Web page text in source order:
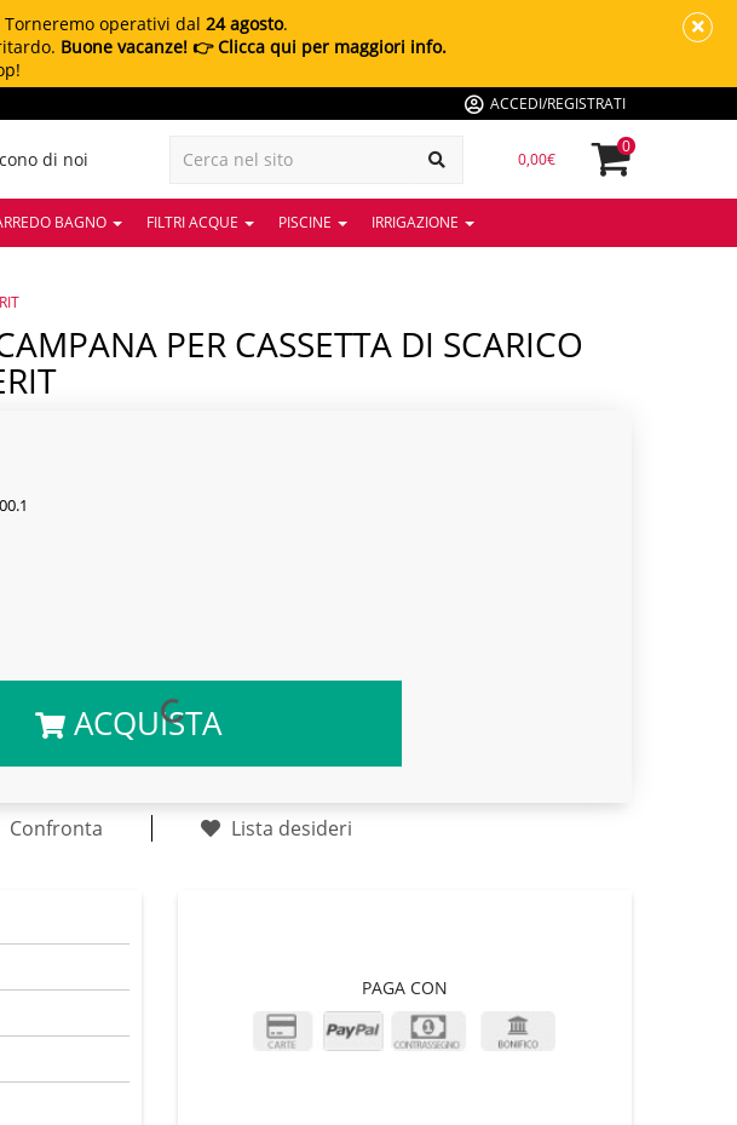
Torneremo operativi dal 24 agosto.
Buone vacanze! 👉 Clicca qui per maggiori info.
ACCEDI/REGISTRATI
di noi 0,00€
0
BAGNO FILTRI ACQUE PISCINE IRRIGAZIONE
ACQUISTA
Confronta Lista desideri
PAGA CON